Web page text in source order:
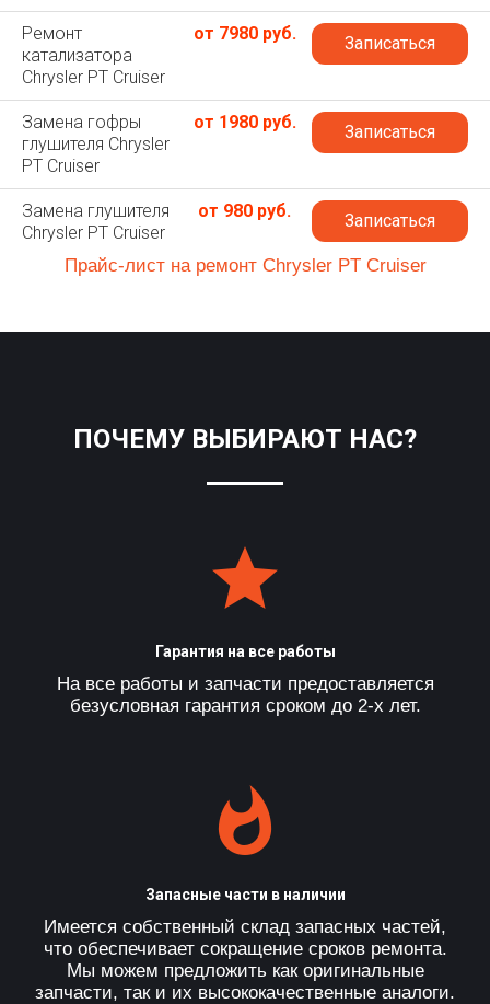
Ремонт
катализатора
Chrysler PT Cruiser
от 7980 руб. Записаться
Замена гофры
глушителя Chrysler
PT Cruiser
от 1980 руб. Записаться
Замена глушителя
Chrysler PT Cruiser
от 980 руб. Записаться
Прайс-лист на ремонт Chrysler PT Cruiser
ПОЧЕМУ ВЫБИРАЮТ НАС?
Гарантия на все работы
На все работы и запчасти предоставляется
безусловная гарантия сроком до 2-х лет.
Запасные части в наличии
Имеется собственный склад запасных частей,
что обеспечивает сокращение сроков ремонта.
Мы можем предложить как оригинальные
запчасти, так и их высококачественные аналоги.